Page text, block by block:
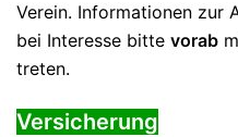
Verein. Informationen zur
bei Interesse bitte vorab
treten.
Versicherung